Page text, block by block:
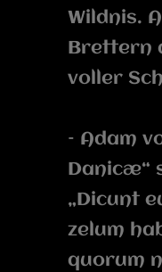
Wildnis.
Brettern
voller
– Adam
Danicæ“
„Dicunt
zelum
quorum